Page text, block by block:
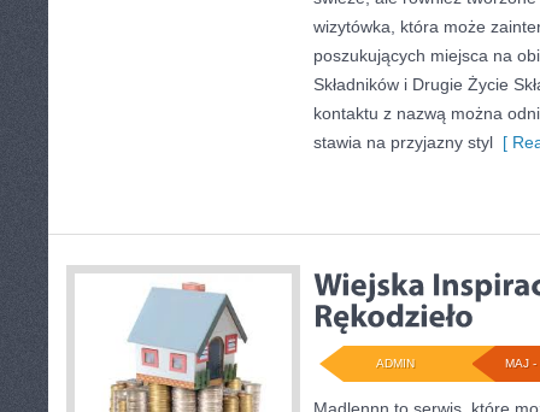
wizytówka, która może
poszukujących miejsca na
Składników i Drugie Życie
kontaktu z nazwą można
stawia na przyjazny styl [
MAJ -
ADMIN